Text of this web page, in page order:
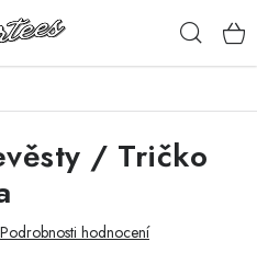
/ Tričko
Podrobnosti hodnocení